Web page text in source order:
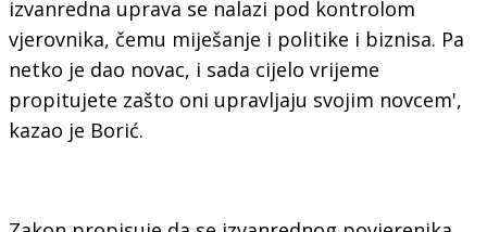
izvanredna uprava se nalazi pod kontrolom
vjerovnika, čemu miješanje i politike i biznisa. Pa
netko je dao novac, i sada cijelo vrijeme
propitujete zašto oni upravljaju svojim novcem',
kazao je Borić.